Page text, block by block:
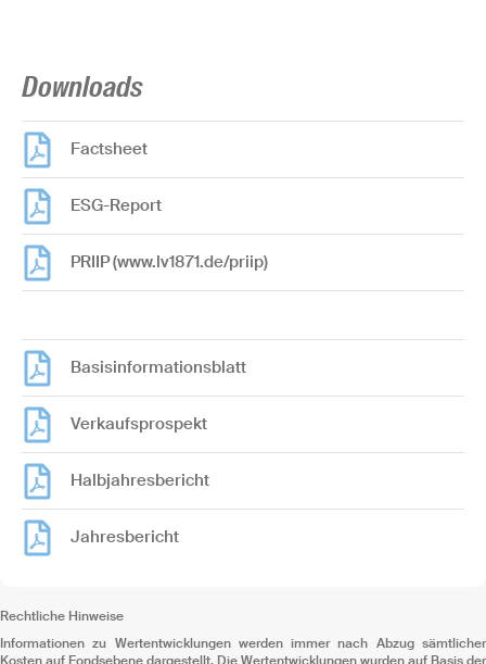
Downloads
Factsheet
ESG-Report
PRIIP (www.lv1871.de/priip)
Basisinformationsblatt
Verkaufsprospekt
Halbjahresbericht
Jahresbericht
Rechtliche Hinweise
Informationen zu Wertentwicklungen werden immer nach Abzug sämtlicher